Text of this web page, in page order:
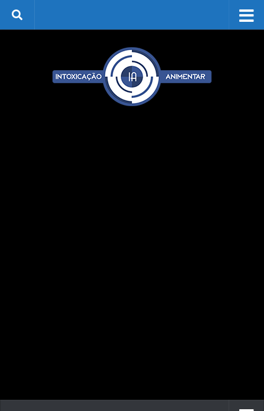
Skip to content